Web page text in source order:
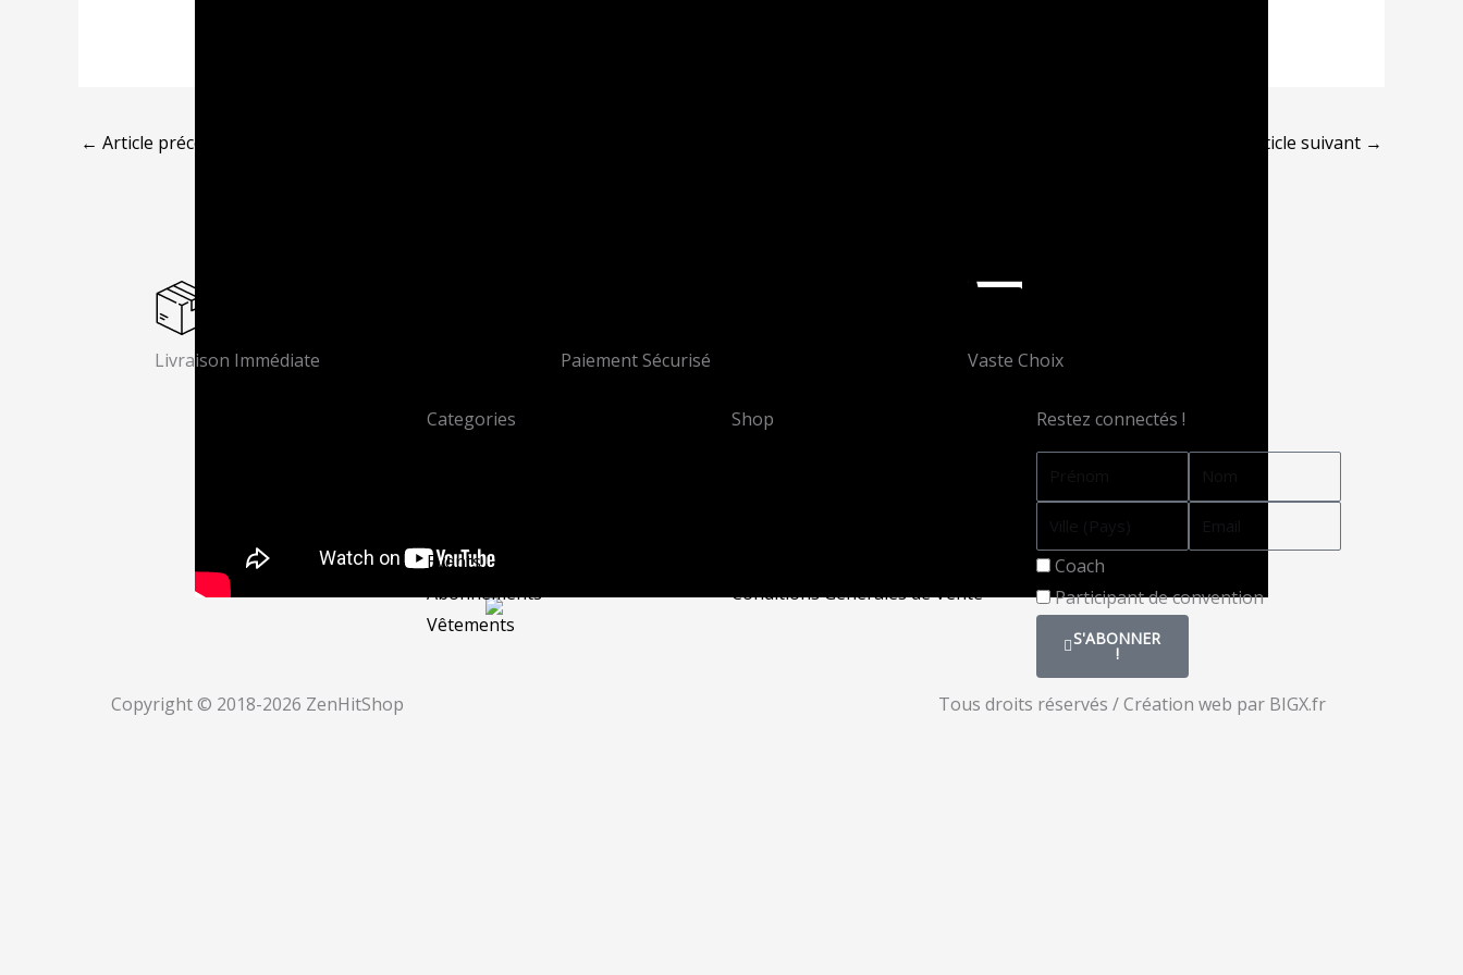
← Article précédent Article suivant →
Livraison Immédiate Paiement Sécurisé Vaste Choix
Categories
Events
Abonnements
Vêtements
Shop
Conditions Générales de Vente
Restez connectés !
Statut
Coach
Participant de convention
S'ABONNER
!
Copyright © 2018-2026 ZenHitShop Tous droits réservés / Création web par BIGX.fr